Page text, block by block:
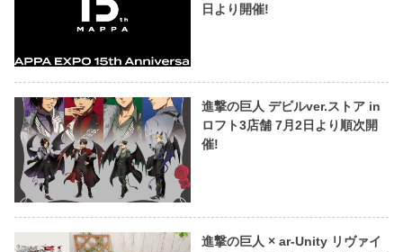
日より開催!
進撃の巨人 デビルver.ストア in
ロフト3店舗 7月2日より順次開
催!
進撃の巨人 × ar-Unity リヴァイ